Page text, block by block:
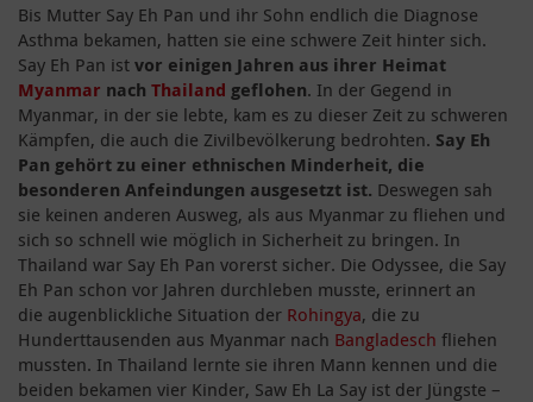
Bis Mutter Say Eh Pan und ihr Sohn endlich die Diagnose
Asthma bekamen, hatten sie eine schwere Zeit hinter sich.
Say Eh Pan ist vor einigen Jahren aus ihrer Heimat
Myanmar nach Thailand geflohen. In der Gegend in
Myanmar, in der sie lebte, kam es zu dieser Zeit zu schweren
Kämpfen, die auch die Zivilbevölkerung bedrohten. Say Eh
Pan gehört zu einer ethnischen Minderheit, die
besonderen Anfeindungen ausgesetzt ist. Deswegen sah
sie keinen anderen Ausweg, als aus Myanmar zu fliehen und
sich so schnell wie möglich in Sicherheit zu bringen. In
Thailand war Say Eh Pan vorerst sicher. Die Odyssee, die Say
Eh Pan schon vor Jahren durchleben musste, erinnert an
die augenblickliche Situation der Rohingya, die zu
Hunderttausenden aus Myanmar nach Bangladesch fliehen
mussten. In Thailand lernte sie ihren Mann kennen und die
beiden bekamen vier Kinder, Saw Eh La Say ist der Jüngste –